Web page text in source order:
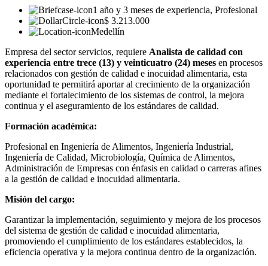
1 año y 3 meses de experiencia, Profesional
$ 3.213.000
Medellín
Empresa del sector servicios, requiere Analista de calidad con
experiencia entre trece (13) y veinticuatro (24) meses en procesos
relacionados con gestión de calidad e inocuidad alimentaria, esta
oportunidad te permitirá aportar al crecimiento de la organización
mediante el fortalecimiento de los sistemas de control, la mejora
continua y el aseguramiento de los estándares de calidad.
Formación académica:
Profesional en Ingeniería de Alimentos, Ingeniería Industrial,
Ingeniería de Calidad, Microbiología, Química de Alimentos,
Administración de Empresas con énfasis en calidad o carreras afines
a la gestión de calidad e inocuidad alimentaria.
Misión del cargo:
Garantizar la implementación, seguimiento y mejora de los procesos
del sistema de gestión de calidad e inocuidad alimentaria,
promoviendo el cumplimiento de los estándares establecidos, la
eficiencia operativa y la mejora continua dentro de la organización.